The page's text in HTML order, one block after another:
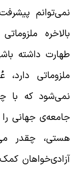
داشته
دارد،
که با
جهانی را
چقدر